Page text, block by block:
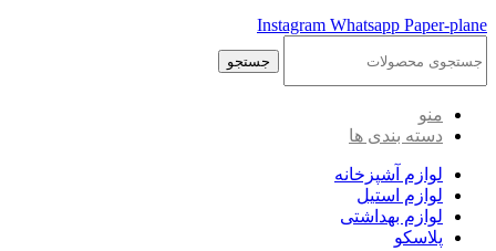
Instagram Whatsapp Paper-plane
جستجو
منو
دسته بندی ها
لوازم آشپزخانه
لوازم استیل
لوازم بهداشتی
پلاسکو